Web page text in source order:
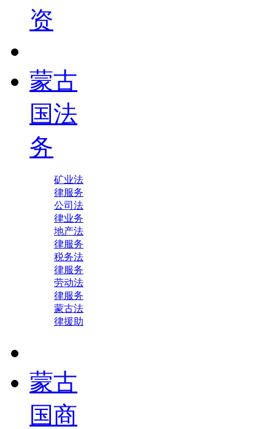
资
蒙古
国法
务
矿业法
律服务
公司法
律业务
地产法
律服务
税务法
律服务
劳动法
律服务
蒙古法
律援助
蒙古
国商